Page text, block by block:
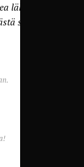
lähteä siitä
saatiin.”